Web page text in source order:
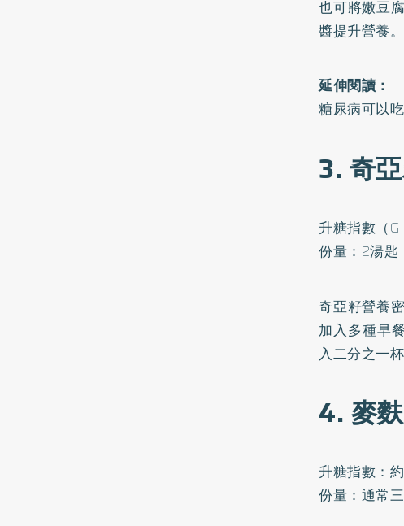
也可將嫩豆
醬提升營養。
延伸閱讀：
糖尿病可以
3. 奇
升糖指數（
份量：2湯匙
奇亞籽營養
加入多種早
入二分之一
4. 麥
升糖指數：
份量：通常